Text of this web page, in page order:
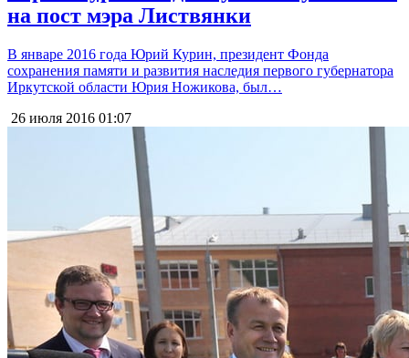
на пост мэра Листвянки
В январе 2016 года Юрий Курин, президент Фонда
сохранения памяти и развития наследия первого губернатора
Иркутской области Юрия Ножикова, был…
26 июля 2016 01:07